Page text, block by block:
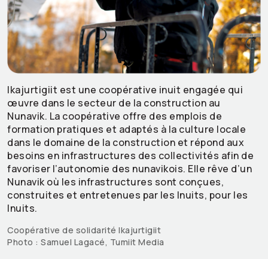
Ikajurtigiit est une coopérative inuit engagée qui
œuvre dans le secteur de la construction au
Nunavik. La coopérative offre des emplois de
formation pratiques et adaptés à la culture locale
dans le domaine de la construction et répond aux
besoins en infrastructures des collectivités afin de
favoriser l’autonomie des nunavikois. Elle rêve d’un
Nunavik où les infrastructures sont conçues,
construites et entretenues par les Inuits, pour les
Inuits.
Coopérative de solidarité Ikajurtigiit
Photo : Samuel Lagacé, Tumiit Media